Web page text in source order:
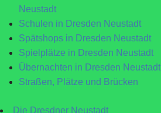
Neustadt
Schulen in Dresden Neustadt
Spätshops in Dresden Neustadt
Spielplätze in Dresden Neustadt
Übernachten in Dresden Neustadt
Straßen, Plätze und Brücken
Die Dresdner Neustadt